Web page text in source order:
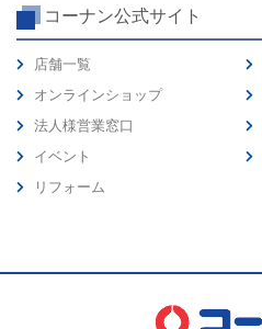
コーナン公式サイト
店舗一覧
オンラインショップ
法人様営業窓口
イベント
リフォーム